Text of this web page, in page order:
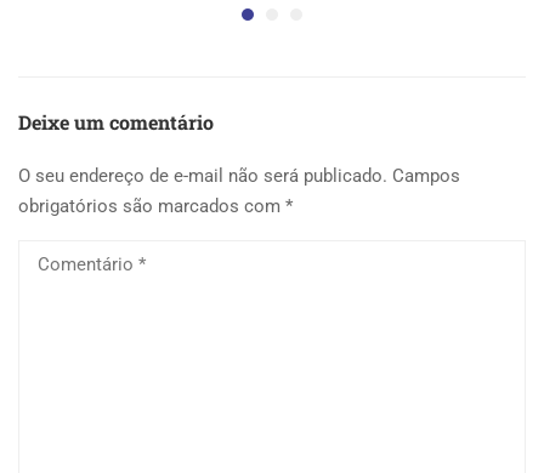
Deixe um comentário
O seu endereço de e-mail não será publicado. Campos
obrigatórios são marcados com *